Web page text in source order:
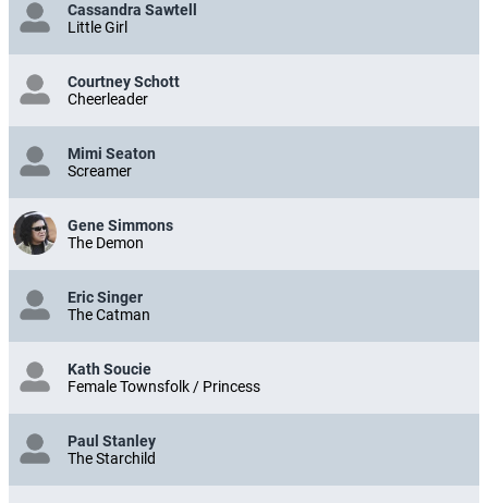
Cassandra Sawtell
Little Girl
Courtney Schott
Cheerleader
Mimi Seaton
Screamer
Gene Simmons
The Demon
Eric Singer
The Catman
Kath Soucie
Female Townsfolk / Princess
Paul Stanley
The Starchild